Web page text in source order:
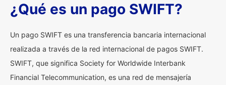
¿Qué es un pago SWIFT?
Un pago SWIFT es una transferencia bancaria internacional
realizada a través de la red internacional de pagos SWIFT.
SWIFT, que significa Society for Worldwide Interbank
Financial Telecommunication, es una red de mensajería